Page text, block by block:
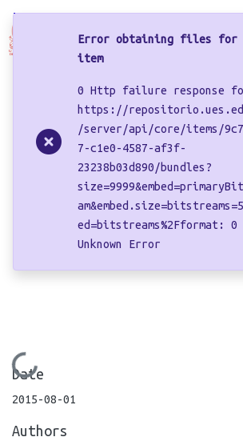
Communities & Collections
Browse Repo UES
El delito de
la economía pública
zona oriental de El
Loading...
Date
2015-08-01
Authors
Error obtaining files for
item
0 Http failure response
https://
/server/api/core/items/
7-c1e0-4587-af3f-
23238b03d890/bundles?
ed=bitstreams%2Fformat: 0
Unknown Error